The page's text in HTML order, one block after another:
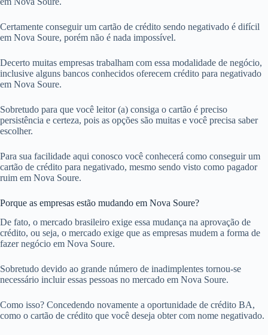
Certamente conseguir um cartão de crédito sendo negativado é difícil
em Nova Soure, porém não é nada impossível.
Decerto muitas empresas trabalham com essa modalidade de negócio,
inclusive alguns bancos conhecidos oferecem crédito para negativado
em Nova Soure.
Sobretudo para que você leitor (a) consiga o cartão é preciso
persistência e certeza, pois as opções são muitas e você precisa saber
escolher.
Para sua facilidade aqui conosco você conhecerá como conseguir um
cartão de crédito para negativado, mesmo sendo visto como pagador
ruim em Nova Soure.
Porque as empresas estão mudando em Nova Soure?
De fato, o mercado brasileiro exige essa mudança na aprovação de
crédito, ou seja, o mercado exige que as empresas mudem a forma de
fazer negócio em Nova Soure.
Sobretudo devido ao grande número de inadimplentes tornou-se
necessário incluir essas pessoas no mercado em Nova Soure.
Como isso? Concedendo novamente a oportunidade de crédito BA,
como o cartão de crédito que você deseja obter com nome negativado.